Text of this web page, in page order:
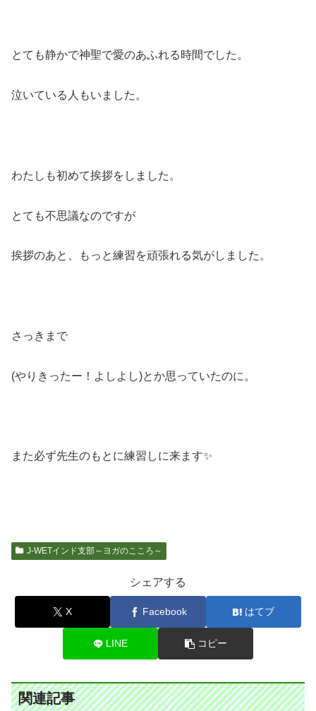
とても静かで神聖で愛のあふれる時間でした。
泣いている人もいました。
わたしも初めて挨拶をしました。
とても不思議なのですが
挨拶のあと、もっと練習を頑張れる気がしました。
さっきまで
(やりきったー！よしよし)とか思っていたのに。
また必ず先生のもとに練習しに来ます✨
J-WETインド支部～ヨガのこころ～
シェアする
X Facebook はてブ
LINE コピー
関連記事